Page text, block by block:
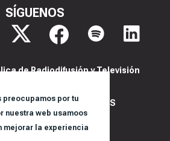
preocupamos por tu
nuestra web usamoos
mejorar la experiencia
SÍGUENOS
de Radiodifusión y Televisión
DE PRIVACIDAD Y COOKIES